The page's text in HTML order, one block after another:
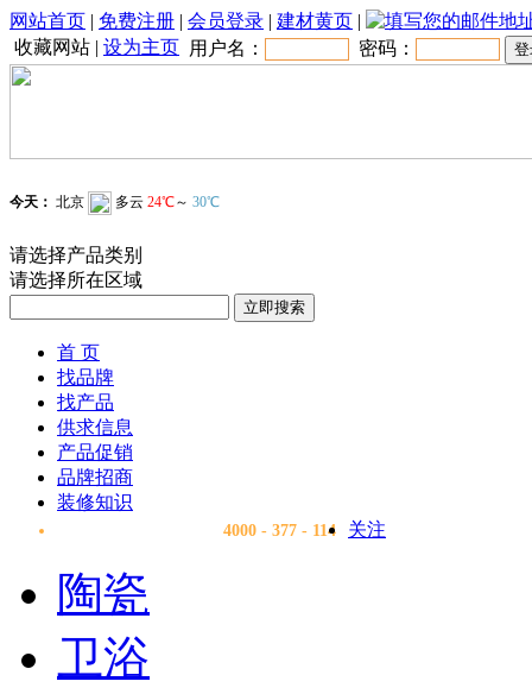
网站首页 | 免费注册 | 会员登录 | 建材黄页 |
收藏网站 | 设为主页 用户名： 密码：
请选择产品类别
请选择所在区域
首 页
找品牌
找产品
供求信息
产品促销
品牌招商
装修知识
4000 - 377 - 114 关注
陶瓷
卫浴